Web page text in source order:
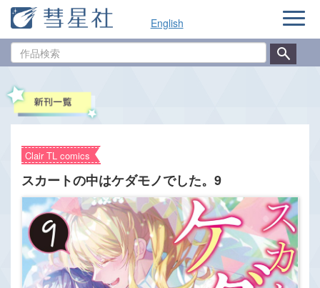
English
品
ナ
ゲ
Clair TL comics
スカートの中はケダモノでした。9